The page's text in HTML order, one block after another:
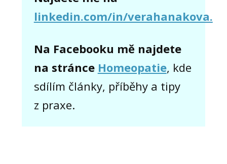
linkedin.com/in/verahanakova.
Na Facebooku mě najdete
na stránce Homeopatie, kde
sdílím články, příběhy a tipy
z praxe.